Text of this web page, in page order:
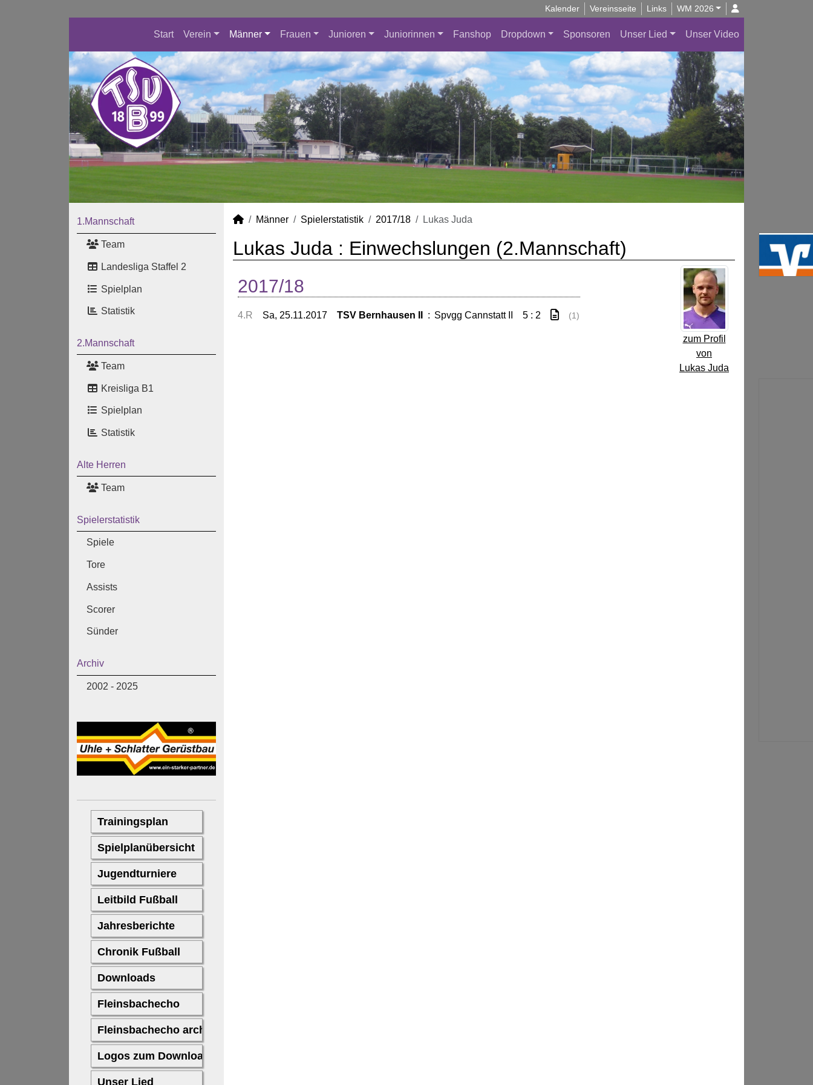
Kalender Vereinsseite Links WM 2026
Start Verein Männer Frauen Junioren Juniorinnen Fanshop Dropdown Sponsoren Unser Lied Unser Video
1.Mannschaft
Team
Landesliga Staffel 2
Spielplan
Statistik
2.Mannschaft
Team
Kreisliga B1
Spielplan
Statistik
Alte Herren
Team
Spielerstatistik
Spiele
Tore
Assists
Scorer
Sünder
Archiv
2002 - 2025
Männer Spielerstatistik 2017/18 Lukas Juda
Lukas Juda : Einwechslungen (2.Mannschaft)
zum Profil
von
Lukas Juda
2017/18
4.R Sa, 25.11.2017 TSV Bernhausen II : Spvgg Cannstatt II 5 : 2 (1)